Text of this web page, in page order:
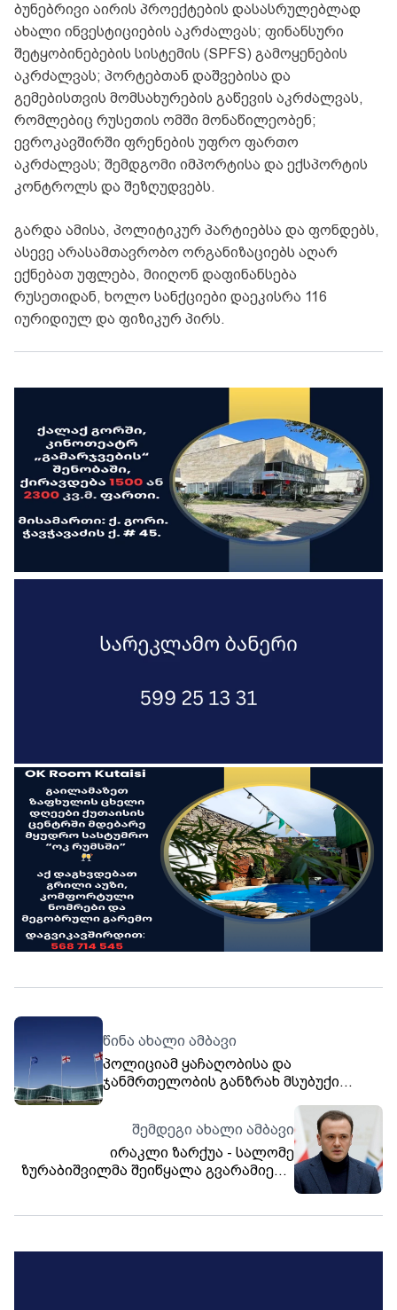
ბუნებრივი აირის პროექტების დასასრულებლად
ახალი ინვესტიციების აკრძალვას; ფინანსური
შეტყობინებების სისტემის (SPFS) გამოყენების
აკრძალვას; პორტებთან დაშვებისა და
გემებისთვის მომსახურების გაწევის აკრძალვას,
რომლებიც რუსეთის ომში მონაწილეობენ;
ევროკავშირში ფრენების უფრო ფართო
აკრძალვას; შემდგომი იმპორტისა და ექსპორტის
კონტროლს და შეზღუდვებს.
გარდა ამისა, პოლიტიკურ პარტიებსა და ფონდებს,
ასევე არასამთავრობო ორგანიზაციებს აღარ
ექნებათ უფლება, მიიღონ დაფინანსება
რუსეთიდან, ხოლო სანქციები დაეკისრა 116
იურიდიულ და ფიზიკურ პირს.
წინა ახალი ამბავი
პოლიციამ ყაჩაღობისა და
ჯანმრთელობის განზრახ მსუბუქი
შემდეგი ახალი ამბავი
ირაკლი ზარქუა - სალომე
ზურაბიშვილმა შეიწყალა გვარამიები,